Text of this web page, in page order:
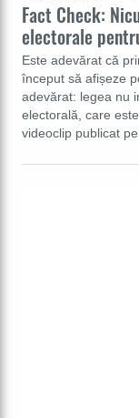
Fact Check:
electorale
Este adevărat că
început să afișeze
adevărat: legea nu
electorală, care
videoclip publicat